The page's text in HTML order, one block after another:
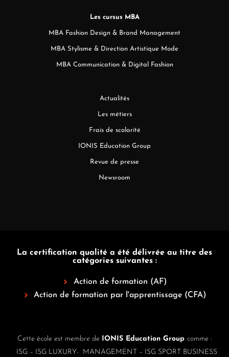
Les cursus MBA
MBA Fashion Design & Brand Management
MBA Stylisme & Direction Artistique Mode
MBA Communication & Digital Fashion
Actualités
Les métiers
Frais de scolarité
IONIS Education Group
Revue de presse
Newsroom
La certification qualité a été délivrée au titre des
catégories suivantes :
Action de formation (AF)
Action de formation par l'apprentissage (CFA)
Cette école est membre de IONIS Education Group comme :
ISG– ISG LUXURY- MANAGEMENT – ISG SPORT BUSINESS